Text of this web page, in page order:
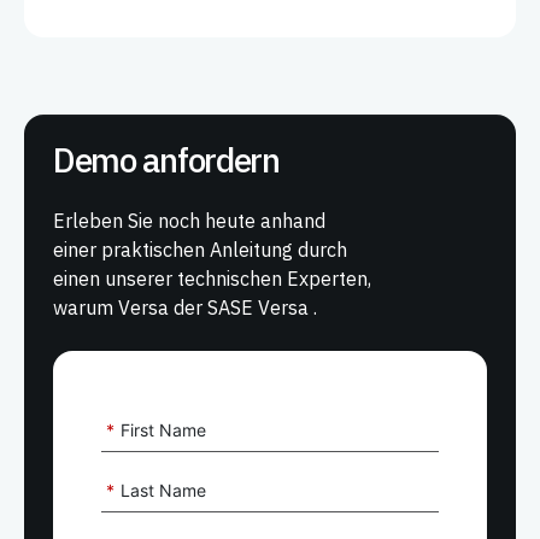
Demo anfordern
Erleben Sie noch heute anhand
einer praktischen Anleitung durch
einen unserer technischen Experten,
warum Versa der SASE Versa .
* First Name
* Last Name